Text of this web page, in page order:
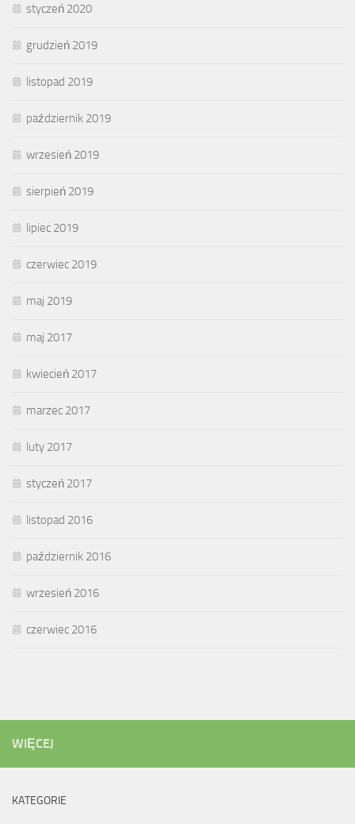
styczeń 2020
grudzień 2019
listopad 2019
październik 2019
wrzesień 2019
sierpień 2019
lipiec 2019
czerwiec 2019
maj 2019
maj 2017
kwiecień 2017
marzec 2017
luty 2017
styczeń 2017
listopad 2016
październik 2016
wrzesień 2016
czerwiec 2016
WIĘCEJ
KATEGORIE